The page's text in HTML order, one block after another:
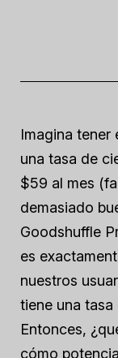
Imagina tener
una tasa de
$59 al mes
demasiado
Goodshuffle
es
nuestros
tiene una
Entonces,
cómo